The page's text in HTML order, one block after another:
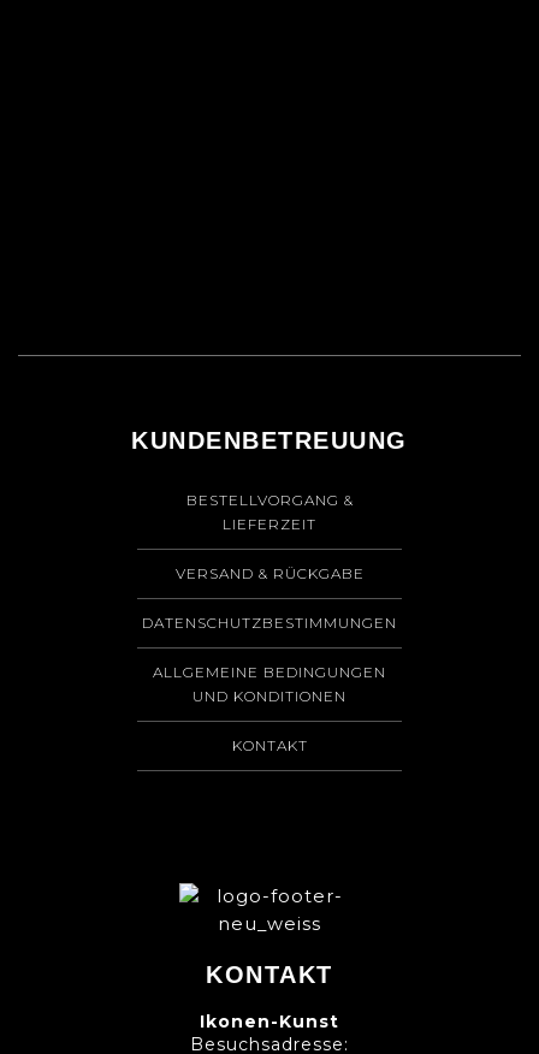
KUNDENBETREUUNG
BESTELLVORGANG &
LIEFERZEIT
VERSAND & RÜCKGABE
DATENSCHUTZBESTIMMUNGEN
ALLGEMEINE BEDINGUNGEN
UND KONDITIONEN
KONTAKT
KONTAKT
Ikonen-Kunst
Besuchsadresse: